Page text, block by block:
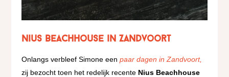
Nius Beachhouse in Zandvoort
Onlangs verbleef Simone eenpaar dagen in Zandvoort,
zij bezocht toen het redelijk recente Nius Beachhouse